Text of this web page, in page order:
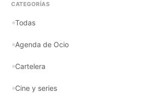
CATEGORÍAS
Todas
Agenda de Ocio
Cartelera
Cine y series